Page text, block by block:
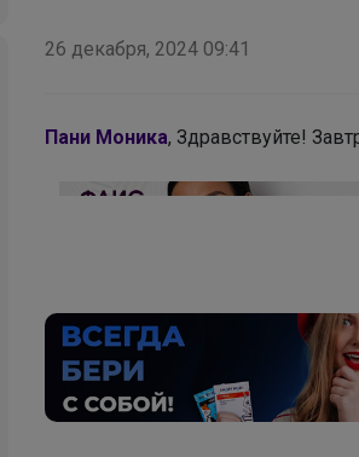
26 декабря, 2024 09:41
Пани Моника, Здравствуйте!